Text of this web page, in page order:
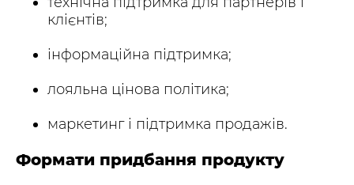
клієнтів;
інформаційна підтримка;
лояльна цінова політика;
маркетинг і підтримка продажів.
Формати придбання продукту